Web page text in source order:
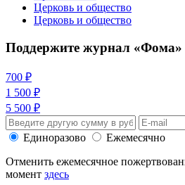
Церковь и общество
Церковь и общество
Поддержите журнал «Фома»
700 ₽
1 500 ₽
5 500 ₽
Единоразово
Ежемесячно
Отменить ежемесячное
момент здесь